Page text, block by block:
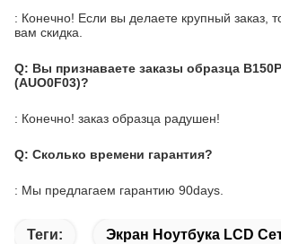
: Конечно! Если вы делаете крупный заказ,
вам скидка.
Q: Вы признаваете заказы образца
(AUO0F03)?
: Конечно! заказ образца радушен!
Q: Сколько времени гарантия?
: Мы предлагаем гарантию 90days.
Теги: Экран Ноутбука LCD